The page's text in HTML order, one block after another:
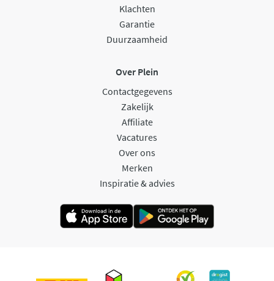
Klachten
Garantie
Duurzaamheid
Over Plein
Contactgegevens
Zakelijk
Affiliate
Vacatures
Over ons
Merken
Inspiratie & advies